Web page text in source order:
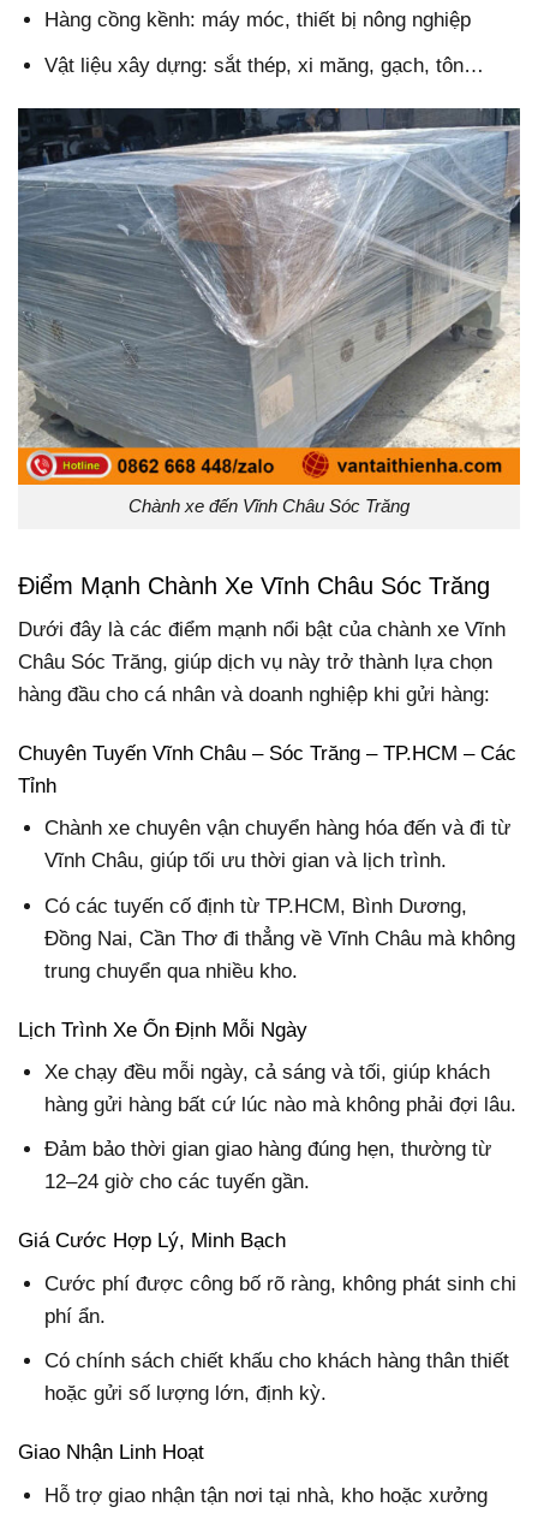
Hàng cồng kềnh: máy móc, thiết bị nông nghiệp
Vật liệu xây dựng: sắt thép, xi măng, gạch, tôn…
Chành xe đến Vĩnh Châu Sóc Trăng
Điểm Mạnh Chành Xe Vĩnh Châu Sóc Trăng
Dưới đây là các điểm mạnh nổi bật của chành xe Vĩnh
Châu Sóc Trăng, giúp dịch vụ này trở thành lựa chọn
hàng đầu cho cá nhân và doanh nghiệp khi gửi hàng:
Chuyên Tuyến Vĩnh Châu – Sóc Trăng – TP.HCM – Các
Tỉnh
Chành xe chuyên vận chuyển hàng hóa đến và đi từ
Vĩnh Châu, giúp tối ưu thời gian và lịch trình.
Có các tuyến cố định từ TP.HCM, Bình Dương,
Đồng Nai, Cần Thơ đi thẳng về Vĩnh Châu mà không
trung chuyển qua nhiều kho.
Lịch Trình Xe Ổn Định Mỗi Ngày
Xe chạy đều mỗi ngày, cả sáng và tối, giúp khách
hàng gửi hàng bất cứ lúc nào mà không phải đợi lâu.
Đảm bảo thời gian giao hàng đúng hẹn, thường từ
12–24 giờ cho các tuyến gần.
Giá Cước Hợp Lý, Minh Bạch
Cước phí được công bố rõ ràng, không phát sinh chi
phí ẩn.
Có chính sách chiết khấu cho khách hàng thân thiết
hoặc gửi số lượng lớn, định kỳ.
Giao Nhận Linh Hoạt
Hỗ trợ giao nhận tận nơi tại nhà, kho hoặc xưởng